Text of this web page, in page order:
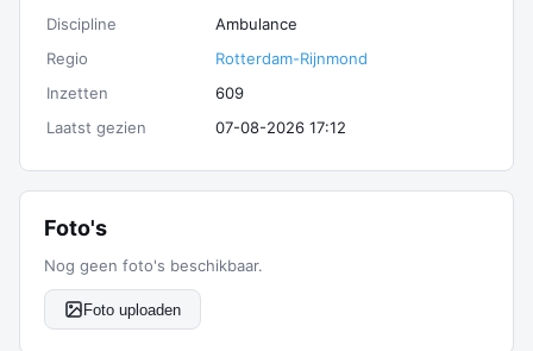
Discipline
Ambulance
Regio
Rotterdam-Rijnmond
Inzetten
609
Laatst gezien
07-08-2026 17:12
Foto's
Nog geen foto's beschikbaar.
Foto uploaden